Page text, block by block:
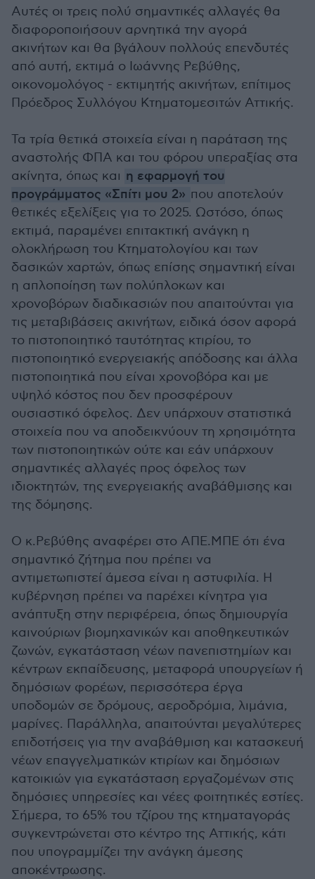
Αυτές οι τρεις πολύ σημαντικές αλλαγές θα
διαφοροποιήσουν αρνητικά την αγορά
ακινήτων και θα βγάλουν πολλούς επενδυτές
από αυτή, εκτιμά ο Ιωάννης Ρεβύθης,
οικονομολόγος - εκτιμητής ακινήτων, επίτιμος
Πρόεδρος Συλλόγου Κτηματομεσιτών Αττικής.
Τα τρία θετικά στοιχεία είναι η παράταση της
αναστολής ΦΠΑ και του φόρου υπεραξίας στα
ακίνητα, όπως και η εφαρμογή του
προγράμματος «Σπίτι μου 2» που αποτελούν
θετικές εξελίξεις για το 2025. Ωστόσο, όπως
εκτιμά, παραμένει επιτακτική ανάγκη η
ολοκλήρωση του Κτηματολογίου και των
δασικών χαρτών, όπως επίσης σημαντική είναι
η απλοποίηση των πολύπλοκων και
χρονοβόρων διαδικασιών που απαιτούνται για
τις μεταβιβάσεις ακινήτων, ειδικά όσον αφορά
το πιστοποιητικό ταυτότητας κτιρίου, το
πιστοποιητικό ενεργειακής απόδοσης και άλλα
πιστοποιητικά που είναι χρονοβόρα και με
υψηλό κόστος που δεν προσφέρουν
ουσιαστικό όφελος. Δεν υπάρχουν στατιστικά
στοιχεία που να αποδεικνύουν τη χρησιμότητα
των πιστοποιητικών ούτε και εάν υπάρχουν
σημαντικές αλλαγές προς όφελος των
ιδιοκτητών, της ενεργειακής αναβάθμισης και
της δόμησης.
Ο κ.Ρεβύθης αναφέρει στο ΑΠΕ.ΜΠΕ ότι ένα
σημαντικό ζήτημα που πρέπει να
αντιμετωπιστεί άμεσα είναι η αστυφιλία. Η
κυβέρνηση πρέπει να παρέχει κίνητρα για
ανάπτυξη στην περιφέρεια, όπως δημιουργία
καινούριων βιομηχανικών και αποθηκευτικών
ζωνών, εγκατάσταση νέων πανεπιστημίων και
κέντρων εκπαίδευσης, μεταφορά υπουργείων ή
δημόσιων φορέων, περισσότερα έργα
υποδομών σε δρόμους, αεροδρόμια, λιμάνια,
μαρίνες. Παράλληλα, απαιτούνται μεγαλύτερες
επιδοτήσεις για την αναβάθμιση και κατασκευή
νέων επαγγελματικών κτιρίων και δημόσιων
κατοικιών για εγκατάσταση εργαζομένων στις
δημόσιες υπηρεσίες και νέες φοιτητικές εστίες.
Σήμερα, το 65% του τζίρου της κτηματαγοράς
συγκεντρώνεται στο κέντρο της Αττικής, κάτι
που υπογραμμίζει την ανάγκη άμεσης
αποκέντρωσης.